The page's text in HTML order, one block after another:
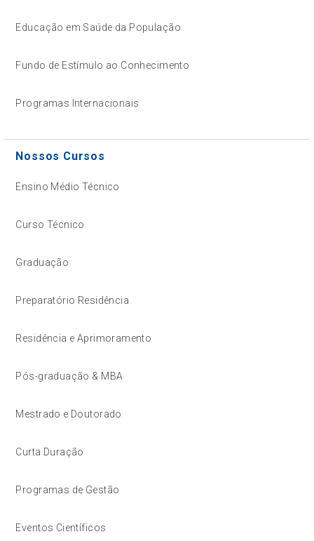
Educação em Saúde da População
Fundo de Estímulo ao Conhecimento
Programas Internacionais
Nossos Cursos
Ensino Médio Técnico
Curso Técnico
Graduação
Preparatório Residência
Residência e Aprimoramento
Pós-graduação & MBA
Mestrado e Doutorado
Curta Duração
Programas de Gestão
Eventos Científicos